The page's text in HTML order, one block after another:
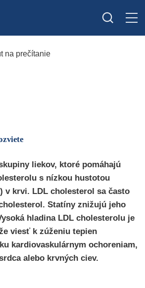
na prečítanie
liekov, ktoré pomáhajú
s nízkou hustotou
v krvi. LDL cholesterol sa často
Statíny znižujú jeho
hladina LDL cholesterolu je
viesť k zúženiu tepien
kardiovaskulárnym ochoreniam,
alebo krvných ciev.